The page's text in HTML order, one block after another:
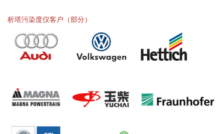
析塔污染度仪客户（部分）